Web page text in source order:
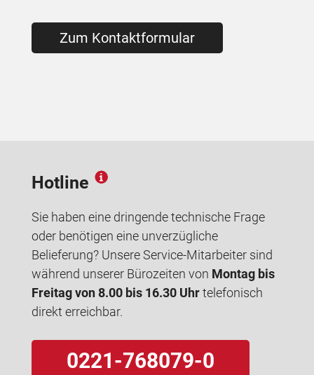
Zum Kontaktformular
Hotline
Sie haben eine dringende technische Frage
oder benötigen eine unverzügliche
Belieferung? Unsere Service-Mitarbeiter sind
während unserer Bürozeiten von Montag bis
Freitag von 8.00 bis 16.30 Uhrtelefonisch
direkt erreichbar.
0221-768079-0